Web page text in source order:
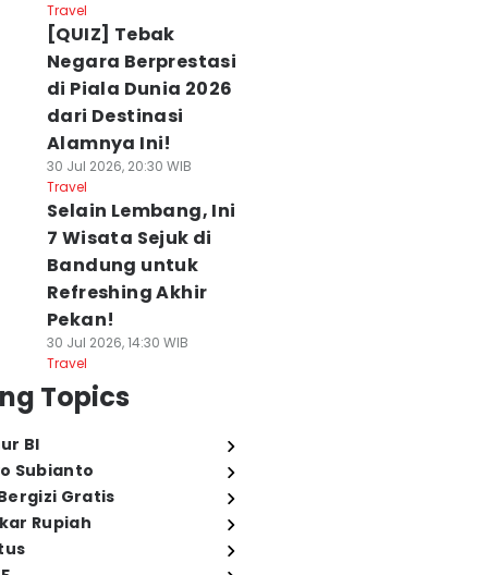
Travel
[QUIZ] Tebak
Negara Berprestasi
di Piala Dunia 2026
dari Destinasi
Alamnya Ini!
30 Jul 2026, 20:30 WIB
Travel
Selain Lembang, Ini
7 Wisata Sejuk di
Bandung untuk
Refreshing Akhir
Pekan!
30 Jul 2026, 14:30 WIB
Travel
Topics
BI
Subianto
Gratis
Rupiah